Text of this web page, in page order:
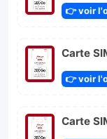
👉 voir
Carte
👉 voir
Carte